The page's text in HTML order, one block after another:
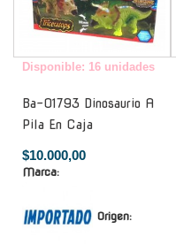
Disponible: 16 unidades
Ba-01793 Dinosaurio A
Pila En Caja
$10.000,00
Marca:
Origen: